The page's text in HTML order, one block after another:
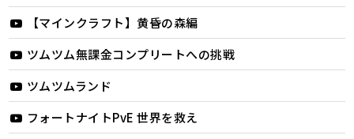
【マインクラフト】黄昏の森編
ツムツム無課金コンプリートへの挑戦
ツムツムランド
フォートナイトPvE 世界を救え